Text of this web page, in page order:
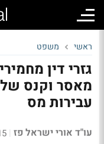
ראשי משפט
גזרי דין
מאסר וקנס של
עבירות מס
עו"ד אורי ישראל פז |